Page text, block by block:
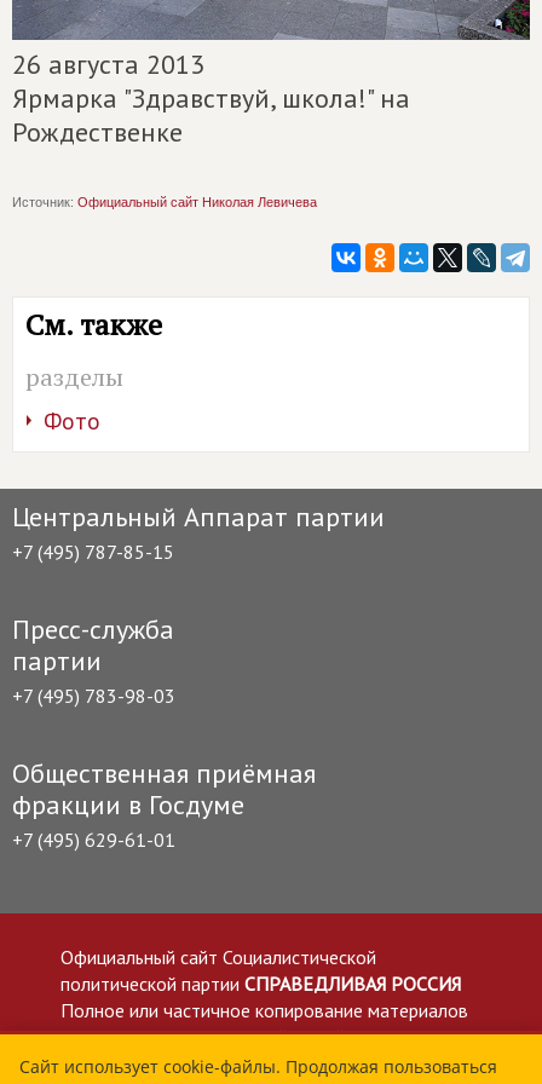
26 августа 2013
Ярмарка "Здравствуй, школа!" на
Рождественке
Источник: Официальный сайт Николая Левичева
См. также
разделы
Фото
Центральный Аппарат партии
+7 (495) 787-85-15
Пресс-служба
партии
+7 (495) 783-98-03
Общественная приёмная
фракции в Госдуме
+7 (495) 629-61-01
Официальный сайт Социалистической
политической партии СПРАВЕДЛИВАЯ РОССИЯ
Полное или частичное копирование материалов
приветствуется со ссылкой на сайт spravedlivo.ru
Политика в отношении обработки персональных
Сайт использует cookie-файлы. Продолжая пользоваться